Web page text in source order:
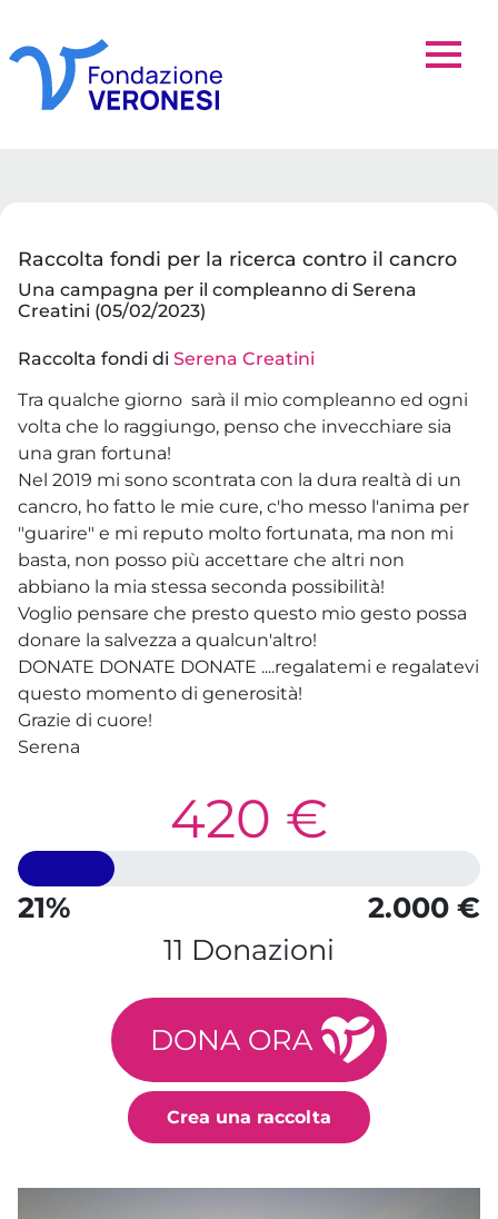
Raccolta fondi per la ricerca contro il cancro
Una campagna per il compleanno di Serena
Creatini (05/02/2023)
Raccolta fondi di Serena Creatini
Tra qualche giorno sarà il mio compleanno ed ogni
volta che lo raggiungo, penso che invecchiare sia
una gran fortuna!
Nel 2019 mi sono scontrata con la dura realtà di un
cancro, ho fatto le mie cure, c'ho messo l'anima per
"guarire" e mi reputo molto fortunata, ma non mi
basta, non posso più accettare che altri non
abbiano la mia stessa seconda possibilità!
Voglio pensare che presto questo mio gesto possa
donare la salvezza a qualcun'altro!
DONATE DONATE DONATE ....regalatemi e regalatevi
questo momento di generosità!
Grazie di cuore!
Serena
420 €
21%
2.000 €
11 Donazioni
DONA ORA
Crea una raccolta